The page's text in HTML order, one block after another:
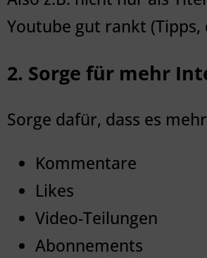
Youtube gut rankt
2. Sorge für mehr
Sorge dafür, dass es
Kommentare
Likes
Video-Teilungen
Abonnements